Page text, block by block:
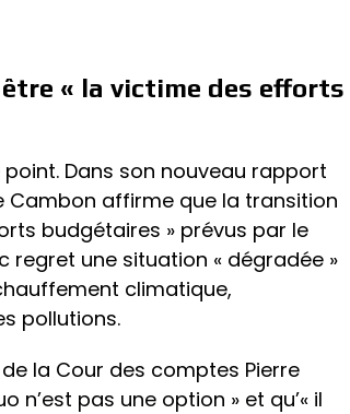
« la victime des efforts
Dans son nouveau rapport
Cambon affirme que la transition
budgétaires » prévus par le
regret une situation « dégradée »
climatique,
pollutions.
la Cour des comptes Pierre
n’est pas une option » et qu’« il